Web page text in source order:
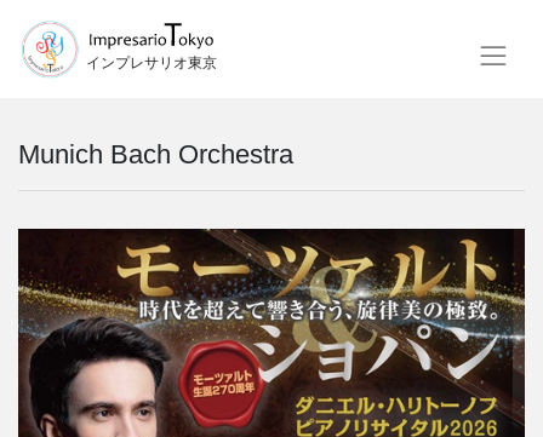
インプレサリオ東京
Munich Bach Orchestra